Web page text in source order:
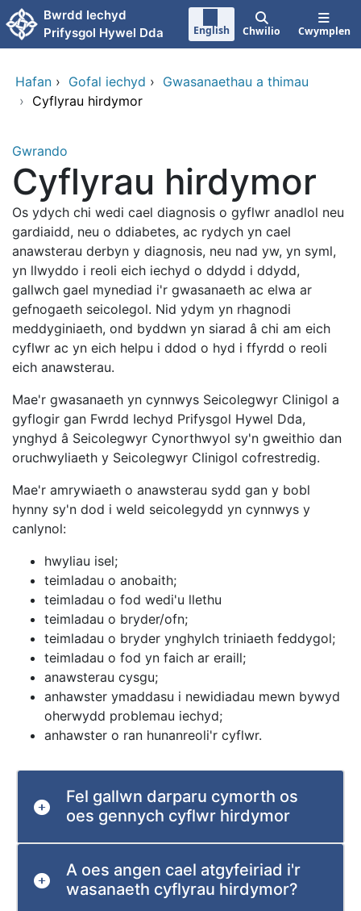
Neidio i'r prif gynnwy
Bwrdd Iechyd
Prifysgol Hywel Dda
English Chwilio Cwymplen
Hafan › Gofal iechyd › Gwasanaethau a thimau
› Cyflyrau hirdymor
Gwrando
Cyflyrau hirdymor
Os ydych chi wedi cael diagnosis o gyflwr anadlol neu
gardiaidd, neu o ddiabetes, ac rydych yn cael
anawsterau derbyn y diagnosis, neu nad yw, yn syml,
yn llwyddo i reoli eich iechyd o ddydd i ddydd,
gallwch gael mynediad i'r gwasanaeth ac elwa ar
gefnogaeth seicolegol. Nid ydym yn rhagnodi
meddyginiaeth, ond byddwn yn siarad â chi am eich
cyflwr ac yn eich helpu i ddod o hyd i ffyrdd o reoli
eich anawsterau.
Mae'r gwasanaeth yn cynnwys Seicolegwyr Clinigol a
gyflogir gan Fwrdd Iechyd Prifysgol Hywel Dda,
ynghyd â Seicolegwyr Cynorthwyol sy'n gweithio dan
oruchwyliaeth y Seicolegwyr Clinigol cofrestredig.
Mae'r amrywiaeth o anawsterau sydd gan y bobl
hynny sy'n dod i weld seicolegydd yn cynnwys y
canlynol:
hwyliau isel;
teimladau o anobaith;
teimladau o fod wedi'u llethu
teimladau o bryder/ofn;
teimladau o bryder ynghylch triniaeth feddygol;
teimladau o fod yn faich ar eraill;
anawsterau cysgu;
anhawster ymaddasu i newidiadau mewn bywyd
oherwydd problemau iechyd;
anhawster o ran hunanreoli'r cyflwr.
Fel gallwn darparu cymorth os
oes gennych cyflwr hirdymor
A oes angen cael atgyfeiriad i'r
wasanaeth cyflyrau hirdymor?